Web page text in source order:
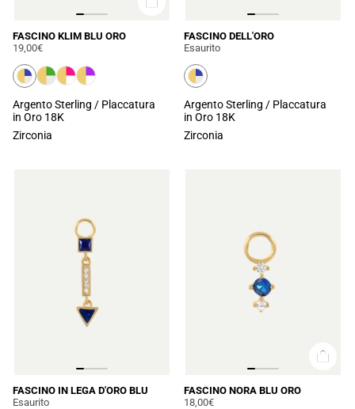
FASCINO KLIM BLU ORO
19,00€
Argento Sterling / Placcatura
in Oro 18K
Zirconia
FASCINO DELL'ORO
Esaurito
Argento Sterling / Placcatura
in Oro 18K
Zirconia
FASCINO IN LEGA D'ORO BLU
Esaurito
FASCINO NORA BLU ORO
18,00€